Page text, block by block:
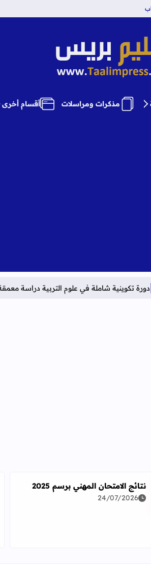
تعليم بريس TaalimPress
مذكرات ومراسلات أقسام أخرى
في علوم التربية دراسة معمقة للوضعيات
وفق آخر توصيف
عن نتائج الامتحان المهني برسم 2025
نتائج الامتحان المهني برسم 2025
24/07/2026